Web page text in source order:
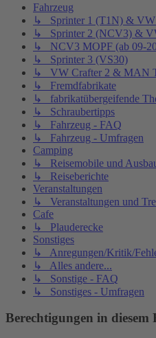
Fahrzeug
↳ Sprinter 1 (T1N) & VW
↳ Sprinter 2 (NCV3) &
↳ NCV3 MOPF (ab 09-
↳ Sprinter 3 (VS30)
↳ VW Crafter 2 & MAN
↳ Fremdfabrikate
↳ fabrikatübergeifende
↳ Schraubertipps
↳ Fahrzeug - FAQ
↳ Fahrzeug - Umfragen
Camping
↳ Reisemobile und
↳ Reiseberichte
Veranstaltungen
↳ Veranstaltungen und
Cafe
↳ Plauderecke
Sonstiges
↳ Anregungen/Kritik/
↳ Alles andere...
↳ Sonstige - FAQ
↳ Sonstiges - Umfragen
Berechtigungen in diesem